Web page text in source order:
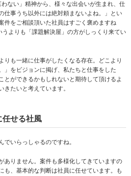
わない」精神から、様々な出会いが生まれ、仕
仕事うち以外には絶対頼まないよね。」とい
件をご相談頂いた社員はすごく褒めますね
よりも「課題解決屋」の方がしっくり来てい
りも一緒に仕事がしたくなる存在。どこより
」をビジョンに掲げ、私たちと仕事をした
とができるかもしれないと期待して頂けるよ
きたいと考えています。
任せる社風
いらっしゃるのですね。
ありません。案件も多様化してきていますの
も、基本的な判断は社員に任せています。も